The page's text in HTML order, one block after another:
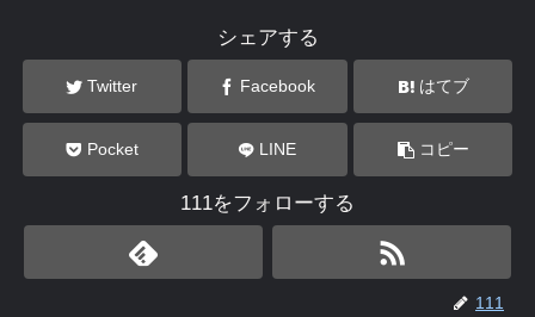
シェアする
Twitter Facebook はてブ
Pocket LINE コピー
111をフォローする
111